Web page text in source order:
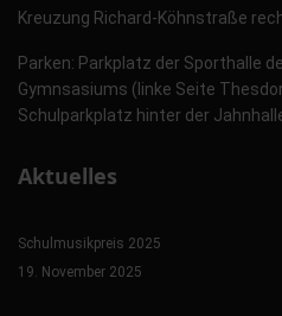
Kreuzung Richard-Köhnstraße
Parken: Parkplatz der Sporthalle
Gymnsasiums (linke Seite
Schulparkplatz hinter der
Aktuelles
Schulmusikpreis 2025
19. November 2025